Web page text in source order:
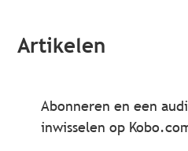
Artikelen
Abonneren en een
inwisselen op